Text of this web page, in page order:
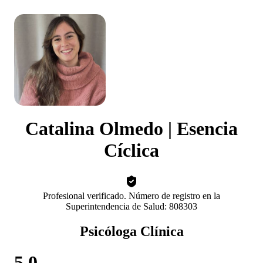
Catalina Olmedo | Esencia
Cíclica
Profesional verificado. Número de registro en la
Superintendencia de Salud: 808303
Psicóloga Clínica